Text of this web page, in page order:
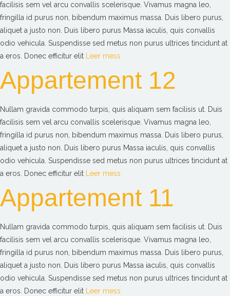
facilisis sem vel arcu convallis scelerisque. Vivamus magna leo,
fringilla id purus non, bibendum maximus massa. Duis libero purus,
aliquet a justo non. Duis libero purus Massa iaculis, quis convallis
odio vehicula. Suspendisse sed metus non purus ultrices tincidunt at
a eros. Donec efficitur elit Leer mess
Appartement 12
Nullam gravida commodo turpis, quis aliquam sem facilisis ut. Duis
facilisis sem vel arcu convallis scelerisque. Vivamus magna leo,
fringilla id purus non, bibendum maximus massa. Duis libero purus,
aliquet a justo non. Duis libero purus Massa iaculis, quis convallis
odio vehicula. Suspendisse sed metus non purus ultrices tincidunt at
a eros. Donec efficitur elit Leer mess
Appartement 11
Nullam gravida commodo turpis, quis aliquam sem facilisis ut. Duis
facilisis sem vel arcu convallis scelerisque. Vivamus magna leo,
fringilla id purus non, bibendum maximus massa. Duis libero purus,
aliquet a justo non. Duis libero purus Massa iaculis, quis convallis
odio vehicula. Suspendisse sed metus non purus ultrices tincidunt at
a eros. Donec efficitur elit Leer mess